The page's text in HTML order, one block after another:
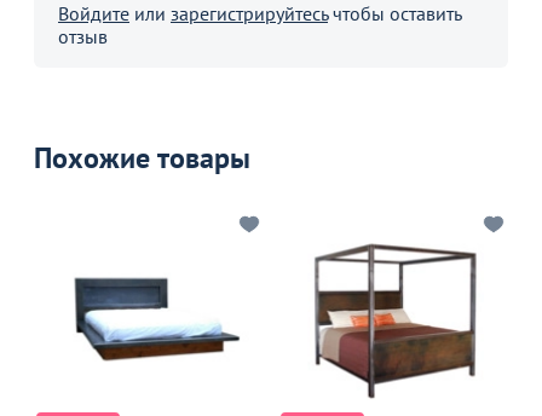
Войдите или зарегистрируйтесьчтобы оставить
отзыв
Похожие товары